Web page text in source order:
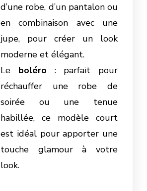
d’une robe, d’un pantalon ou
en combinaison avec une
jupe, pour créer un look
moderne et élégant.
Le boléro : parfait pour
réchauffer une robe de
soirée ou une tenue
habillée, ce modèle court
est idéal pour apporter une
touche glamour à votre
look.